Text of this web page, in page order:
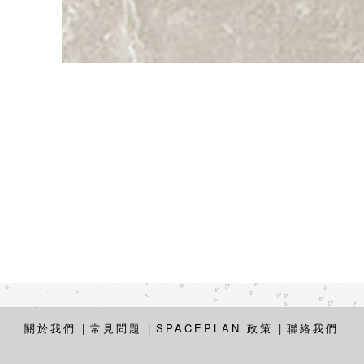
關於我們 | 常見問題 | SPACEPLAN 政策 | 聯絡我們